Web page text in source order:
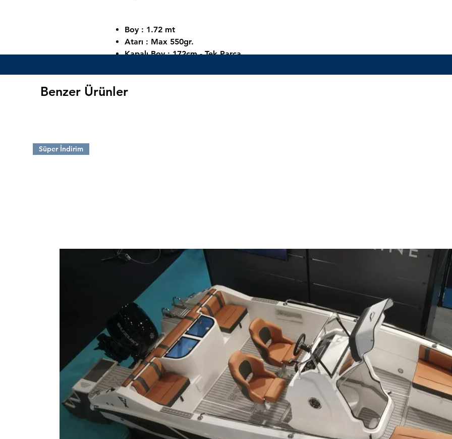
Boy : 1.72 mt
Atarı : Max 550gr.
Kapalı Boy : 172cm - Tek Parça
Ağırlığı : 175 gr.
Uygun olduğu ip kalınlığı : PE# 2 - #5
Benzer Ürünler
Süper İndirim